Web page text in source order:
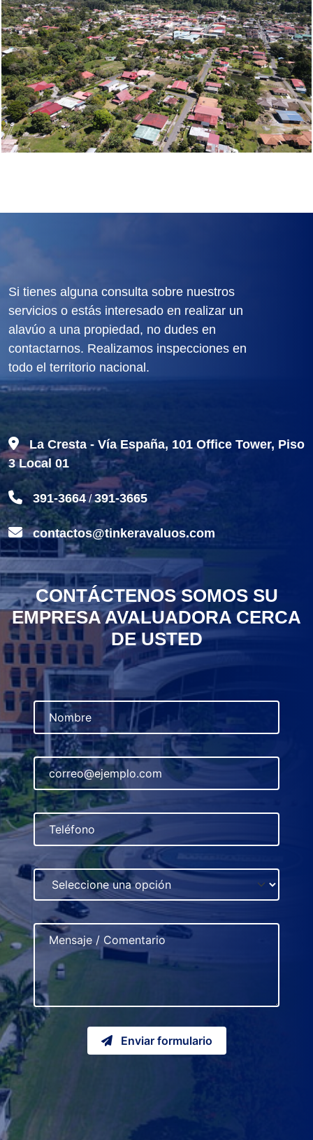
Si tienes alguna consulta sobre nuestros
servicios o estás interesado en realizar un
alavúo a una propiedad, no dudes en
contactarnos. Realizamos inspecciones en
todo el territorio nacional.
La Cresta - Vía España, 101 Office Tower, Piso
3 Local 01
391-3664 /391-3665
contactos@tinkeravaluos.com
CONTÁCTENOS SOMOS SU
EMPRESA AVALUADORA CERCA
DE USTED
Enviar formulario